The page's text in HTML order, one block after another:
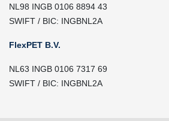
NL98 INGB 0106 8894 43
SWIFT / BIC: INGBNL2A
FlexPET B.V.
NL63 INGB 0106 7317 69
SWIFT / BIC: INGBNL2A